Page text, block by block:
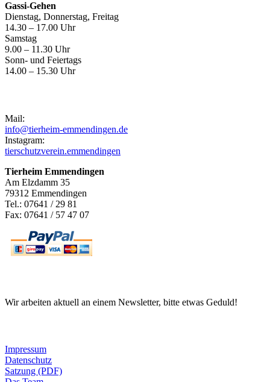
Gassi-Gehen
Dienstag, Donnerstag, Freitag
14.30 – 17.00 Uhr
Samstag
9.00 – 11.30 Uhr
Sonn- und Feiertags
14.00 – 15.30 Uhr
Mail:
info@tierheim-emmendingen.de
Instagram:
tierschutzverein.emmendingen
Tierheim Emmendingen
Am Elzdamm 35
79312 Emmendingen
Tel.: 07641 / 29 81
Fax: 07641 / 57 47 07
Wir arbeiten aktuell an einem Newsletter, bitte etwas Geduld!
Impressum
Datenschutz
Satzung (PDF)